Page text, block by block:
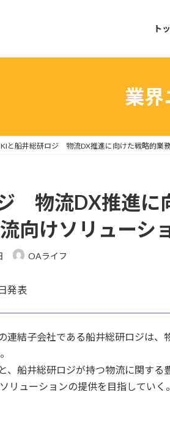
ト
業界
と船井総研ロジ 物流DX推進に向けた戦略的業
物流DX推進に
向けソリューシ
OAライフ
発表
結子会社である船井総研ロジは、
船井総研ロジが持つ物流に関する
リューションの提供を目指していく。